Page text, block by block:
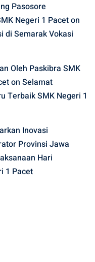
Pasosore
Negeri 1 Paceton
di Semarak Vokasi
Oleh Paskibra SMK
on Selamat
Terbaik SMK Negeri 1
Inovasi
Provinsi Jawa
Hari
1 Pacet